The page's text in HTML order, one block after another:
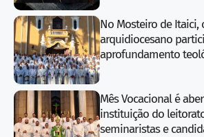
No Mosteiro de Itaici,
arquidiocesano
aprofundamento
Mês Vocacional é
instituição do
seminaristas e